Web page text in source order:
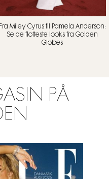
Fra Miley Cyrus til Pamela Anderson:
Se de flotteste looks fra Golden
Globes
PÅ